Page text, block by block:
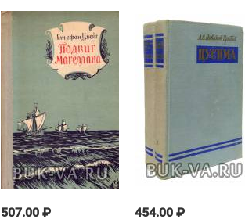
507.00 ₽ 454.00 ₽